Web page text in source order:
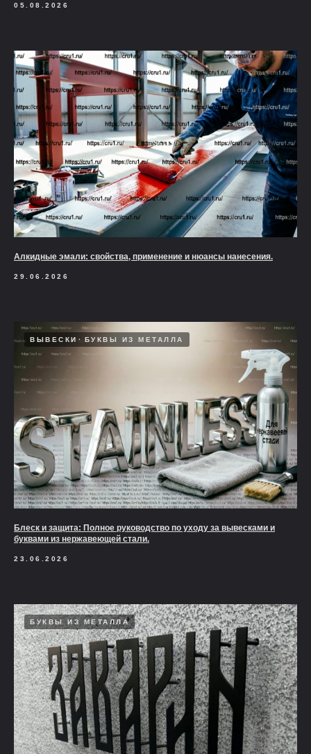
05.08.2026
Алкидные эмали: свойства, применение и нюансы нанесения.
29.06.2026
ВЫВЕСКИ БУКВЫ ИЗ МЕТАЛЛА
Блеск и защита: Полное руководство по уходу за вывесками и
буквами из нержавеющей стали.
23.06.2026
БУКВЫ ИЗ МЕТАЛЛА